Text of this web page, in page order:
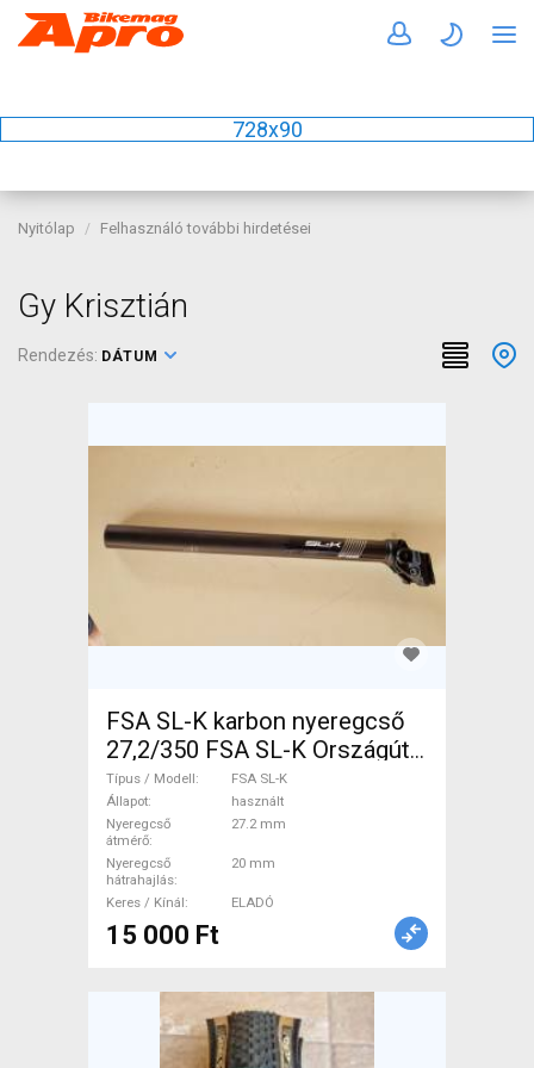
728x90
Nyitólap Felhasználó további hirdetései
Gy Krisztián
Rendezés: DÁTUM
FSA SL-K karbon nyeregcső
27,2/350 FSA SL-K Országúti
/ Gravel / Triatlon Alkatrész,
Országúti Nyereg /
Nyeregcső használt ELADÓ
Típus / Modell
FSA SL-K
Állapot
használt
Nyeregcső
átmérő
27.2 mm
Nyeregcső
hátrahajlás
20 mm
Keres / Kínál ELADÓ
15 000 Ft